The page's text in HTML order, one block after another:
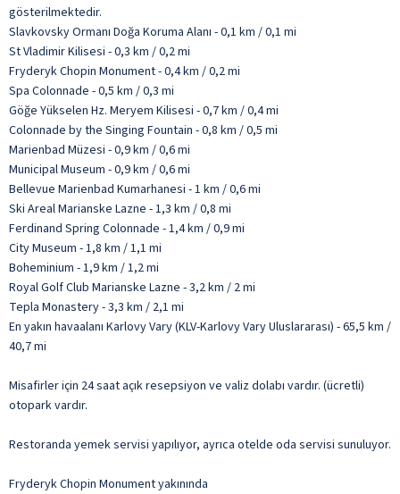
gösterilmektedir.
Slavkovsky Ormanı Doğa Koruma Alanı - 0,1 km / 0,1 mi
St Vladimir Kilisesi - 0,3 km / 0,2 mi
Fryderyk Chopin Monument - 0,4 km / 0,2 mi
Spa Colonnade - 0,5 km / 0,3 mi
Göğe Yükselen Hz. Meryem Kilisesi - 0,7 km / 0,4 mi
Colonnade by the Singing Fountain - 0,8 km / 0,5 mi
Marienbad Müzesi - 0,9 km / 0,6 mi
Municipal Museum - 0,9 km / 0,6 mi
Bellevue Marienbad Kumarhanesi - 1 km / 0,6 mi
Ski Areal Marianske Lazne - 1,3 km / 0,8 mi
Ferdinand Spring Colonnade - 1,4 km / 0,9 mi
City Museum - 1,8 km / 1,1 mi
Boheminium - 1,9 km / 1,2 mi
Royal Golf Club Marianske Lazne - 3,2 km / 2 mi
Tepla Monastery - 3,3 km / 2,1 mi
En yakın havaalanı Karlovy Vary (KLV-Karlovy Vary Uluslararası) - 65,5 km /
40,7 mi
Misafirler için 24 saat açık resepsiyon ve valiz dolabı vardır. (ücretli)
otopark vardır.
Restoranda yemek servisi yapılıyor, ayrıca otelde oda servisi sunuluyor.
Fryderyk Chopin Monument yakınında